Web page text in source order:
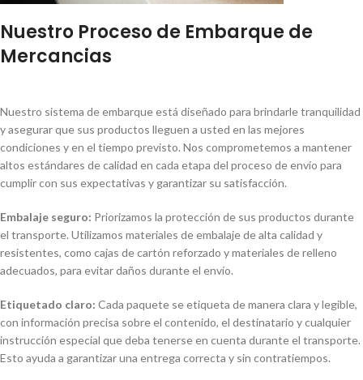
Nuestro Proceso de Embarque de
Mercancias
Nuestro sistema de embarque está diseñado para brindarle tranquilidad
y asegurar que sus productos lleguen a usted en las mejores
condiciones y en el tiempo previsto. Nos comprometemos a mantener
altos estándares de calidad en cada etapa del proceso de envío para
cumplir con sus expectativas y garantizar su satisfacción.
Embalaje seguro: Priorizamos la protección de sus productos durante
el transporte. Utilizamos materiales de embalaje de alta calidad y
resistentes, como cajas de cartón reforzado y materiales de relleno
adecuados, para evitar daños durante el envío.
Etiquetado claro: Cada paquete se etiqueta de manera clara y legible,
con información precisa sobre el contenido, el destinatario y cualquier
instrucción especial que deba tenerse en cuenta durante el transporte.
Esto ayuda a garantizar una entrega correcta y sin contratiempos.